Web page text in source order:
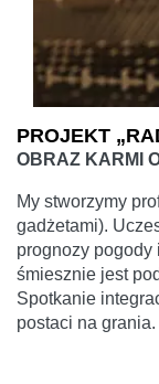
PROJEKT
OBRAZ KARMI
My stworzymy
gadżetami).
prognozy
śmiesznie jest
Spotkanie
postaci na grania.